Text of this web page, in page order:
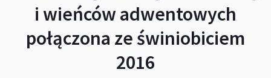
i wieńców adwentowych
połączona ze świniobiciem
2016